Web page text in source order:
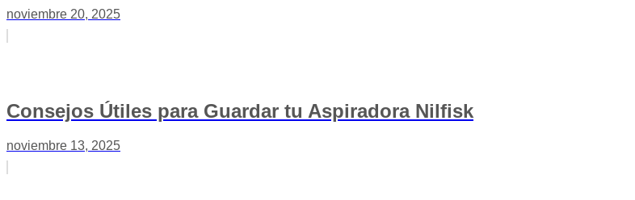
noviembre 20, 2025
Consejos Útiles para Guardar tu Aspiradora Nilfisk
noviembre 13, 2025